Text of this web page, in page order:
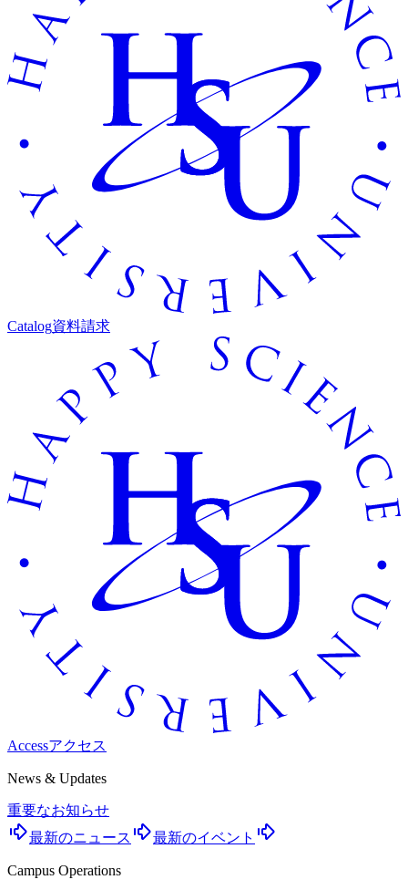
Catalog資料請求
Accessアクセス
News & Updates
重要なお知らせ
最新のニュース
最新のイベント
Campus Operations